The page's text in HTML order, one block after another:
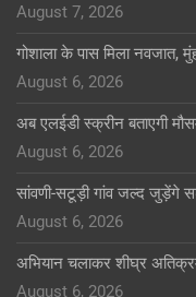
August 7, 2026
गोशाला के पास मिला नवजात,
August 6, 2026
अब एलईडी स्क्रीन बताएगी
August 6, 2026
सांवणी-सटूड़ी गांव जल्द जुड़ेंगे
August 6, 2026
अभियान चलाकर शीघ्र
August 6, 2026